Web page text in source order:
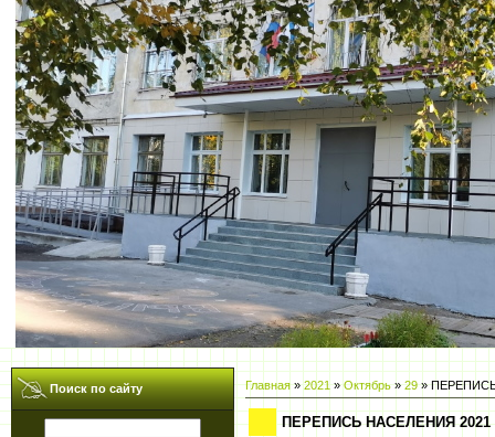
Поиск по сайту Главная»2021 » Октябрь » 29»
ПЕРЕПИСЬ НАСЕЛЕНИЯ 2021